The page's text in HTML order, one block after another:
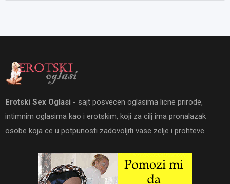
Erotski Sex Oglasi - sajt posvecen oglasima licne prirode,
intimnim oglasima kao i erotskim, koji za cilj ima pronalazak
osobe koja ce u potpunosti zadovoljiti vase zelje i prohteve